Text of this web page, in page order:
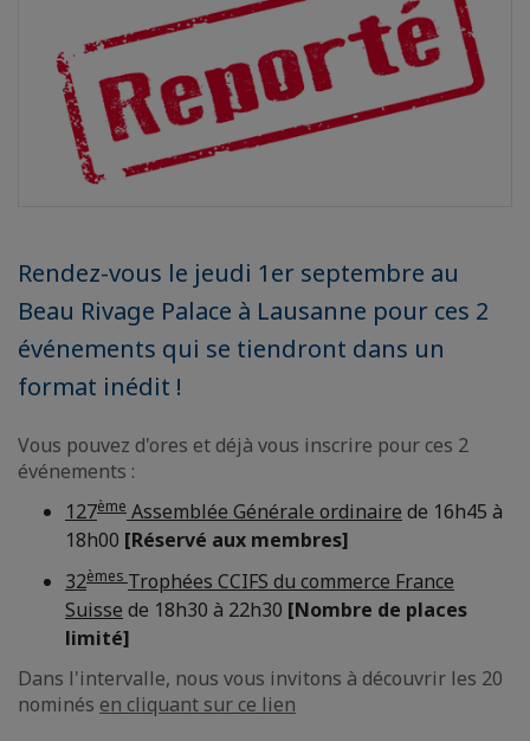
Rendez-vous le jeudi 1er septembre au
Beau Rivage Palace à Lausanne pour ces 2
événements qui se tiendront dans un
format inédit !
Vous pouvez d'ores et déjà vous inscrire pour ces 2
événements :
127ème Assemblée Générale ordinaire de 16h45 à
18h00 [Réservé aux membres]
32èmes Trophées CCIFS du commerce France
Suisse de 18h30 à 22h30 [Nombre de places
limité]
Dans l'intervalle, nous vous invitons à découvrir les 20
nominés en cliquant sur ce lien